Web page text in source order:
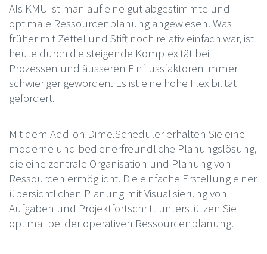
Als KMU ist man auf eine gut abgestimmte und
optimale Ressourcenplanung angewiesen. Was
früher mit Zettel und Stift noch relativ einfach war, ist
heute durch die steigende Komplexität bei
Prozessen und äusseren Einflussfaktoren immer
schwieriger geworden. Es ist eine hohe Flexibilität
gefordert.
Mit dem Add-on Dime.Scheduler erhalten Sie eine
moderne und bedienerfreundliche Planungslösung,
die eine zentrale Organisation und Planung von
Ressourcen ermöglicht. Die einfache Erstellung einer
übersichtlichen Planung mit Visualisierung von
Aufgaben und Projektfortschritt unterstützen Sie
optimal bei der operativen Ressourcenplanung.